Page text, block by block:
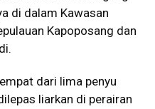
di dalam Kawasan
Kapoposang dan
dari lima penyu
liarkan di perairan